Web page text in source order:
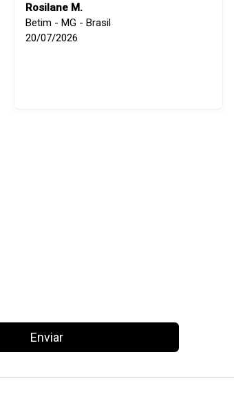
Rosilane M.
Betim - MG - Brasil
20/07/2026
Enviar